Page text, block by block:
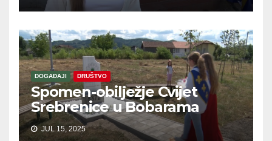
DOGAĐAJI DRUŠTVO
Spomen-obilježje Cvijet
Srebrenice u Bobarama
JUL 15, 2025